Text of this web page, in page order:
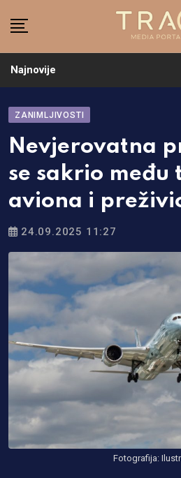
Najnovije
ZANIMLJIVOSTI
Nevjerovatna
se sakrio među
aviona i
24.09.2025 11:27
Fotografija: